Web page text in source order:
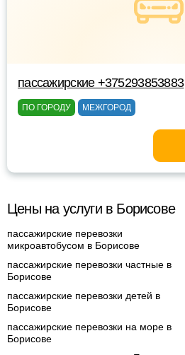
пассажирские +375293853883
ПО ГОРОДУ МЕЖГОРОД
Цены на услуги в Борисове
пассажирские перевозки
микроавтобусом в Борисове
пассажирские перевозки частные в
Борисове
пассажирские перевозки детей в
Борисове
пассажирские перевозки на море в
Борисове